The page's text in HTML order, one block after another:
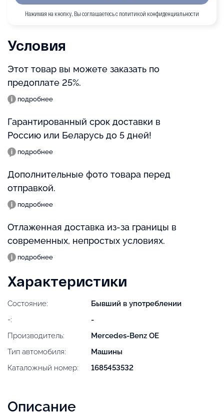
Нажимая на кнопку, Вы соглашаетесь с политикой конфиденциальности
Условия
Этот товар вы можете заказать по
предоплате 25%.
подробнее
Гарантированный срок доставки в
Россию или Беларусь до 5 дней!
подробнее
Дополнительные фото товара перед
отправкой.
подробнее
Отлаженная доставка из-за границы в
современных, непростых условиях.
подробнее
Характеристики
Состояние:
Бывший в употреблении
-:
-
Производитель:
Mercedes-Benz OE
Тип автомобиля:
Машины
Каталожный номер:
1685453532
Описание